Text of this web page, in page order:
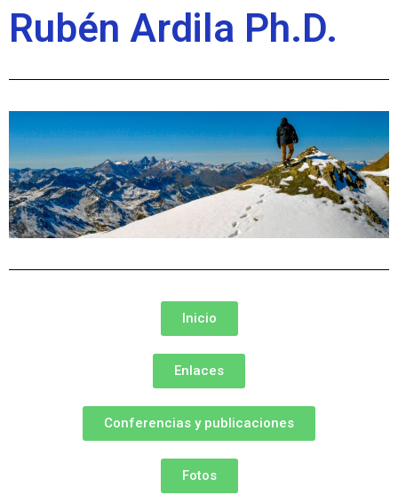
Rubén Ardila Ph.D.
Inicio
Enlaces
Conferencias y publicaciones
Fotos